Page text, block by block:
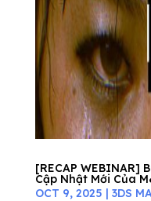
[RECAP WEBINAR]
Cập Nhật Mới Của
OCT 9, 2025 | 3DS